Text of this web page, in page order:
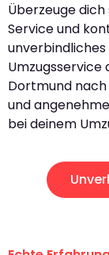
Überzeuge
Service und
Umzugsservice
Dortmund
und
bei deinem